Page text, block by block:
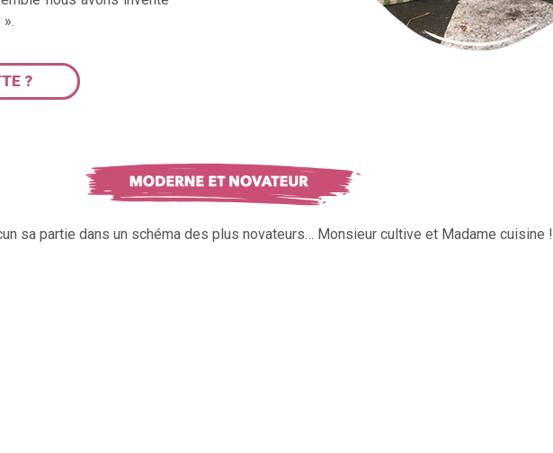
?
sa partie dans un schéma des plus novateurs… Monsieur cultive et Madame cuisine !